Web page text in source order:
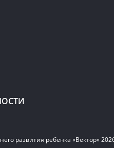
развития ребенка «Вектор»